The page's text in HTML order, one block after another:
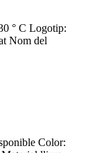
° C Logotip:
Nom del
Color: